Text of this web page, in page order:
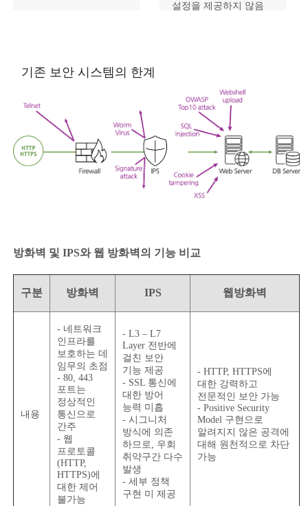
설정을 제공하지 않음
기존 보안 시스템의 한계
방화벽 및 IPS와 웹 방화벽의 기능 비교
구분 방화벽 IPS 웹방화벽
내용
- 네트워크
인프라를
보호하는 데
임무의 초점
- 80, 443
포트는
정상적인
통신으로
간주
- 웹
프로토콜
(HTTP,
HTTPS)에
대한 제어
불가능
- L3 – L7
Layer 전반에
걸친 보안
기능 제공
- SSL 통신에
대한 방어
능력 미흡
- 시그니처
방식에 의존
하므로, 우회
취약구간 다수
발생
- 세부 정책
구현 미 제공
- HTTP, HTTPS에
대한 강력하고
전문적인 보안 가능
- Positive Security
Model 구현으로
알려지지 않은 공격에
대해 원천적으로 차단
가능